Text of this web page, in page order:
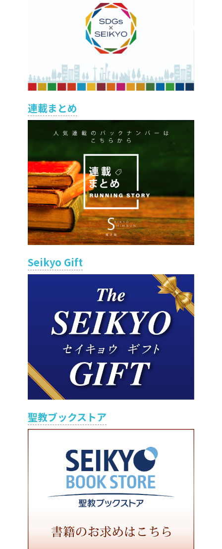
連載まとめ
Seikyo Gift
聖教ブックストア